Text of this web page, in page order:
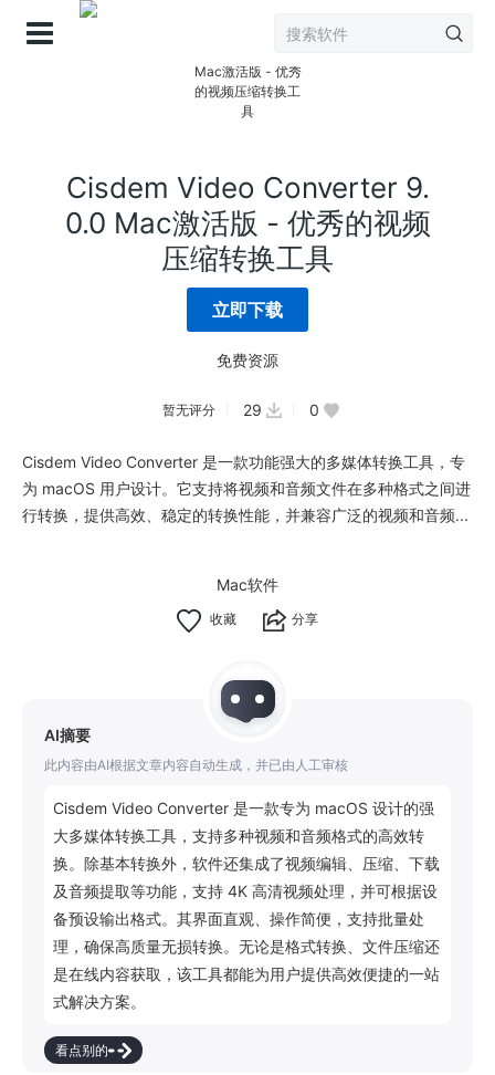
Cisdem Video Converter 9.
0.0 Mac激活版 - 优秀的视频
压缩转换工具
立即下载
免费资源
暂无评分 29 0
Cisdem Video Converter 是一款功能强大的多媒体转换工具，专
为 macOS 用户设计。它支持将视频和音频文件在多种格式之间进
行转换，提供高效、稳定的转换性能，并兼容广泛的视频和音频...
Mac软件
分享
AI摘要
此内容由AI根据文章内容自动生成，并已由人工审核
Cisdem Video Converter 是一款专为 macOS 设计的强
大多媒体转换工具，支持多种视频和音频格式的高效转
换。除基本转换外，软件还集成了视频编辑、压缩、下载
及音频提取等功能，支持 4K 高清视频处理，并可根据设
备预设输出格式。其界面直观、操作简便，支持批量处
理，确保高质量无损转换。无论是格式转换、文件压缩还
是在线内容获取，该工具都能为用户提供高效便捷的一站
式解决方案。
看点别的